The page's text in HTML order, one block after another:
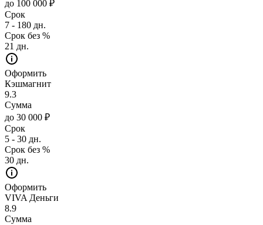
до 100 000 ₽
Срок
7 - 180 дн.
Срок без %
21 дн.
Оформить
Кэшмагнит
9.3
Сумма
до 30 000 ₽
Срок
5 - 30 дн.
Срок без %
30 дн.
Оформить
VIVA Деньги
8.9
Сумма